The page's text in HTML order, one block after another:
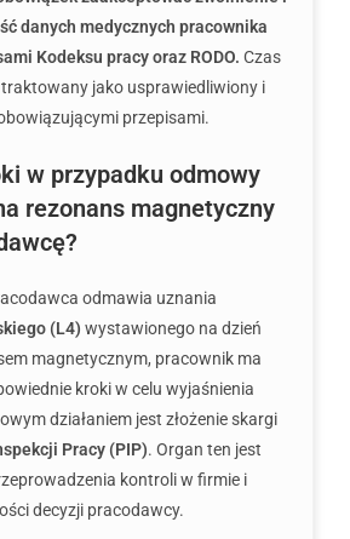
danych medycznych pracownika
Kodeksu pracy oraz RODO. Czas
jako usprawiedliwiony i
przepisami.
w przypadku odmowy
rezonans magnetyczny
odmawia uznania
(L4) wystawionego na dzień
magnetycznym, pracownik ma
kroki w celu wyjaśnienia
działaniem jest złożenie skargi
Pracy (PIP). Organ ten jest
kontroli w firmie i
decyzji pracodawcy.